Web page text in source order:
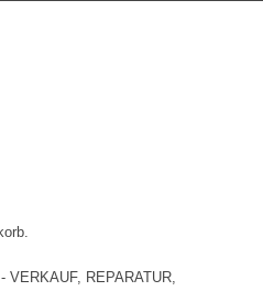
VERKAUF, REPARATUR,